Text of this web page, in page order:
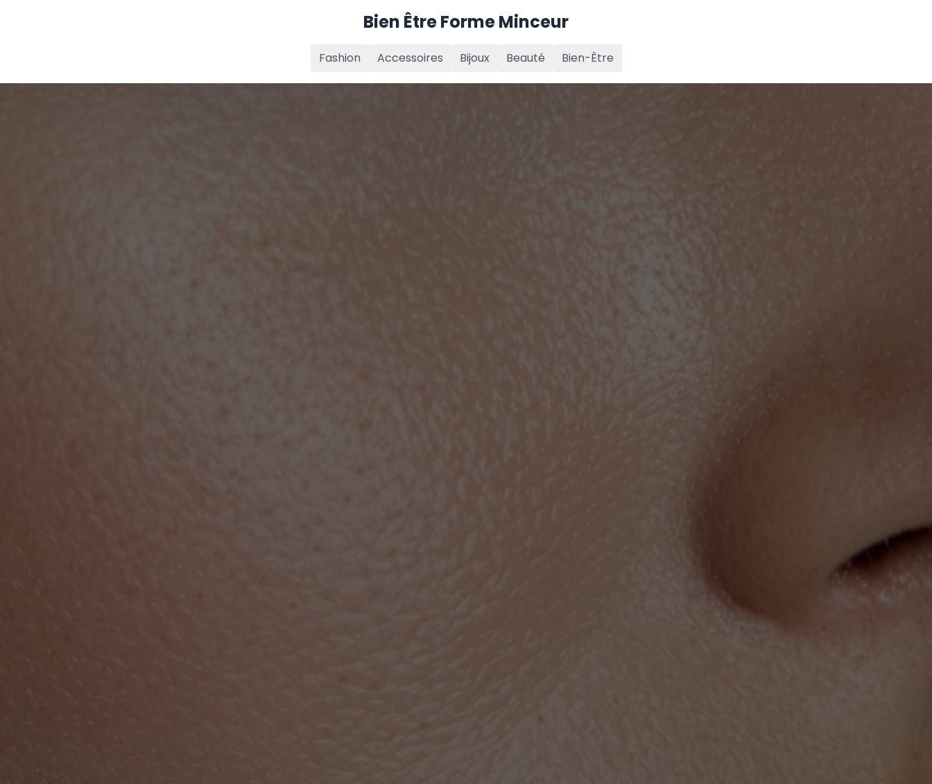
Bien Être Forme Minceur
Fashion Accessoires Bijoux Beauté Bien-Être